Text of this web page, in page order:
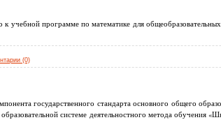
учебной программе по математике для
(0)
государственного стандарта основного общего
системе деятельностного метода обучения